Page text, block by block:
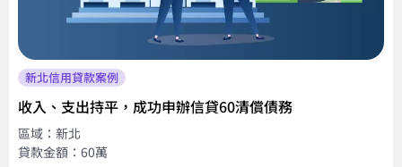
新北信用貸款案例
收入、支出持平，成功申辦信貸60清償債務
區域：新北
貸款金額：60萬